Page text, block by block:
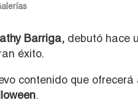
Barriga, debutó hace
éxito.
contenido que
.